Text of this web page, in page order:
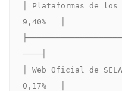
│ Plataformas de
9,40%   │
────┤
│ Web Oficial de
0,17%   │